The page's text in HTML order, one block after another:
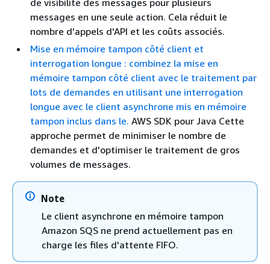
messages en une seule action. Cela réduit le
nombre d'appels d'API et les coûts associés.
Mise en mémoire tampon côté client et
interrogation longue : combinez la mise en
mémoire tampon côté client avec le traitement par
lots de demandes en utilisant une interrogation
longue avec le client asynchrone mis en mémoire
tampon inclus dans le. AWS SDK pour Java Cette
approche permet de minimiser le nombre de
demandes et d'optimiser le traitement de gros
volumes de messages.
Note
Le client asynchrone en mémoire tampon
Amazon SQS ne prend actuellement pas en
charge les files d'attente FIFO.